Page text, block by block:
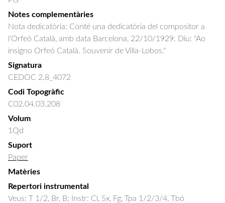
Notes complementàries
Nota dedicatòria: Conté una dedicatòria del compositor a
l'Orfeó Català, amb data Barcelona, 22/10/1929. Diu: "Ao
insigno Orfeó Català. Souvenir de Villa-Lobos."
Signatura
CEDOC 2.8_4072
Codi Topogràfic
C02.04.03.208
Volum
1Qd
Suport
Paper
Matèries
Repertori instrumental
Veus: T 1/2, Br, B; Instr: Cl, Sx, Fg, Tpa 1/2/3/4, Tbó